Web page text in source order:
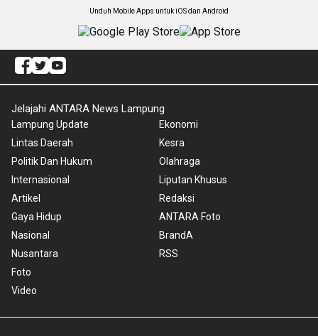
Unduh Mobile Apps untuk iOS dan Android
Jelajahi ANTARA News Lampung
Lampung Update
Lintas Daerah
Politik Dan Hukum
Internasional
Artikel
Gaya Hidup
Nasional
Nusantara
Foto
Video
Ekonomi
Kesra
Olahraga
Liputan Khusus
Redaksi
ANTARA Foto
BrandA
RSS